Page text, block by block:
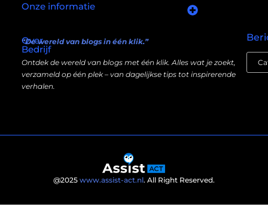
Over
Bedrijf
“De wereld van blogs in één klik.”
Ontdek de wereld van blogs met één klik. Alles wat je zoekt,
verzameld op één plek – van dagelijkse tips tot inspirerende
verhalen.
Onze informatie
@2025 www.assist-act.nl. All Right Reserved.